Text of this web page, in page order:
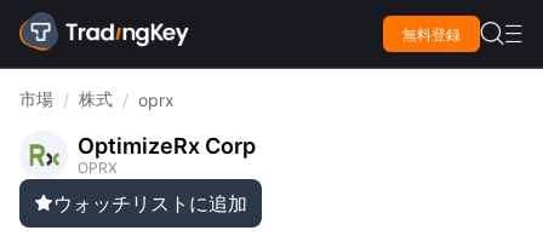
無料登録  
市場 / 株式 / oprx
OptimizeRx Corp
OPRX
ウォッチリストに追加